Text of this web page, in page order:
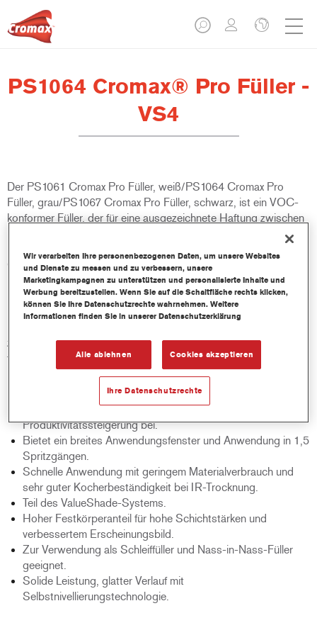
PS1064 Cromax® Pro Füller -
VS4
Der PS1061 Cromax Pro Füller, weiß/PS1064 Cromax Pro
Füller, grau/PS1067 Cromax Pro Füller, schwarz, ist ein VOC-
konformer Füller, der für eine ausgezeichnete Haftung zwischen
Basislack/Decklack und Untergrund sorgt. Der PS1061 Cromax
Cromax Pro Füller, schwarz, gehört zum Cromax Pro System,
ist einfach zu applizieren und sparsam in der Anwendung. Er
kann als Nass-in-Nass-Füller oder Schleiffüller für
Kleinschaden-, sowie Teil- und Ganzlackierungen auf
zum ValueShade System und bietet die optimale Grundierung
für jeden Decklackfarbton.
Produktmerkmale
Kurze Verarbeitungszeiten tragen zur
Produktivitätssteigerung bei.
Bietet ein breites Anwendungsfenster und Anwendung in 1,5
Spritzgängen.
Schnelle Anwendung mit geringem Materialverbrauch und
sehr guter Kocherbeständigkeit bei IR-Trocknung.
Teil des ValueShade-Systems.
Hoher Festkörperanteil für hohe Schichtstärken und
verbessertem Erscheinungsbild.
Zur Verwendung als Schleiffüller und Nass-in-Nass-Füller
geeignet.
Solide Leistung, glatter Verlauf mit
Selbstnivellierungstechnologie.
Wir verarbeiten Ihre personenbezogenen Daten, um unsere Websites
und Dienste zu messen und zu verbessern, unsere
Marketingkampagnen zu unterstützen und personalisierte Inhalte und
Werbung bereitzustellen. Wenn Sie auf die Schaltfläche rechts klicken,
können Sie Ihre Datenschutzrechte wahrnehmen. Weitere
Informationen finden Sie in unserer Datenschutzerklärung
Alle ablehnen Cookies akzeptieren
Ihre Datenschutzrechte